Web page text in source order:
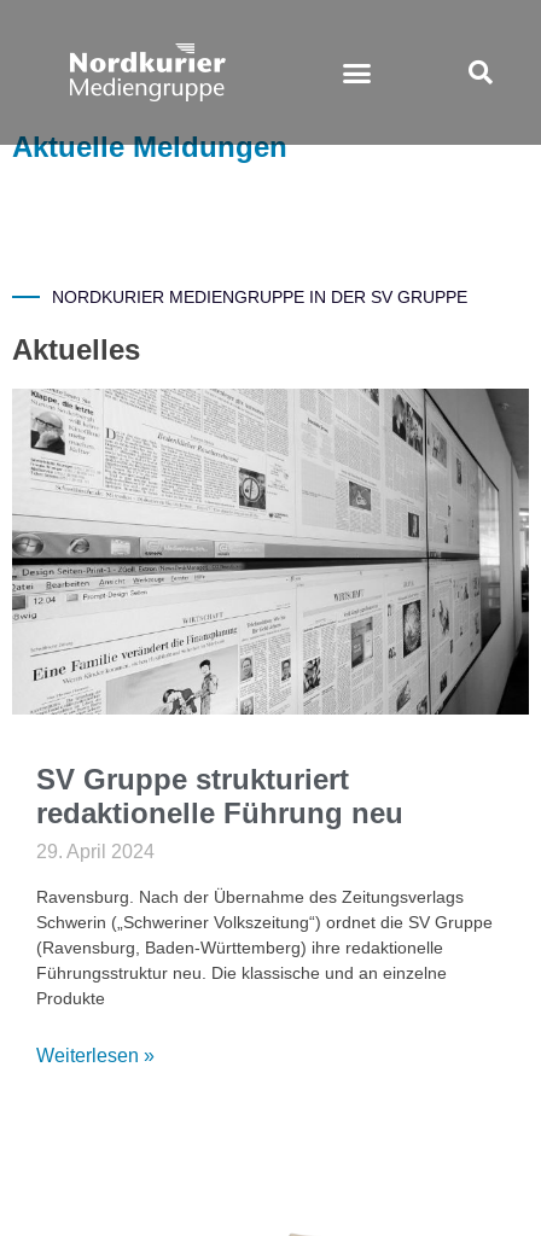
Aktuelle Meldungen
NORDKURIER MEDIENGRUPPE IN DER SV GRUPPE
Aktuelles
SV Gruppe strukturiert
redaktionelle Führung neu
29. April 2024
Ravensburg. Nach der Übernahme des Zeitungsverlags
Schwerin („Schweriner Volkszeitung“) ordnet die SV Gruppe
(Ravensburg, Baden-Württemberg) ihre redaktionelle
Führungsstruktur neu. Die klassische und an einzelne
Produkte
Weiterlesen »